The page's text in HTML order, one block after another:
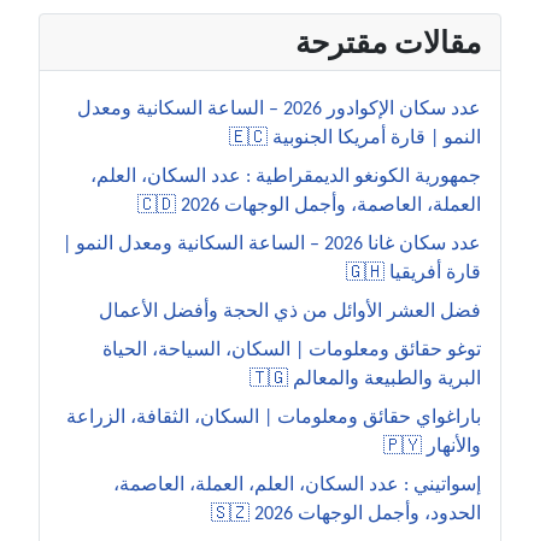
مقالات مقترحة
عدد سكان الإكوادور 2026 – الساعة السكانية ومعدل
النمو | قارة أمريكا الجنوبية 🇪🇨
جمهورية الكونغو الديمقراطية : عدد السكان، العلم،
العملة، العاصمة، وأجمل الوجهات 2026 🇨🇩
عدد سكان غانا 2026 – الساعة السكانية ومعدل النمو |
قارة أفريقيا 🇬🇭
فضل العشر الأوائل من ذي الحجة وأفضل الأعمال
توغو حقائق ومعلومات | السكان، السياحة، الحياة
البرية والطبيعة والمعالم 🇹🇬
باراغواي حقائق ومعلومات | السكان، الثقافة، الزراعة
والأنهار 🇵🇾
إسواتيني : عدد السكان، العلم، العملة، العاصمة،
الحدود، وأجمل الوجهات 2026 🇸🇿